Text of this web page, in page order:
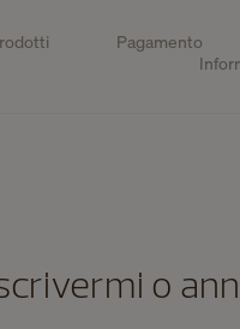
Pagamento
o